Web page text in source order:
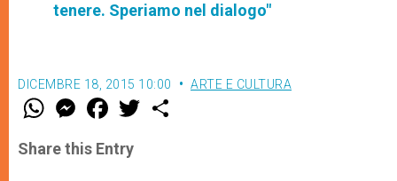
tenere. Speriamo nel dialogo"
DICEMBRE 18, 2015 10:00 ARTE E CULTURA
W
t
s
M
e
s
e
F
a
e
b
w
Share this Entry